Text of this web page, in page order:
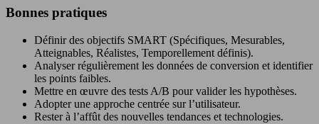
Bonnes pratiques
Définir des objectifs SMART (Spécifiques, Mesurables,
Atteignables, Réalistes, Temporellement définis).
Analyser régulièrement les données de conversion et identifier
les points faibles.
Mettre en œuvre des tests A/B pour valider les hypothèses.
Adopter une approche centrée sur l’utilisateur.
Rester à l’affût des nouvelles tendances et technologies.